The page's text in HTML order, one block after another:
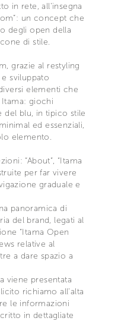
in rete, all’insegna
un concept che
degli open della
di stile.
grazie al restyling
sviluppato
elementi che
giochi
blu, in tipico stile
ed essenziali,
elemento.
“About”, “Itama
per far vivere
graduale e
panoramica di
del brand, legati al
“Itama Open
relative al
a dare spazio a
viene presentata
richiamo all’alta
le informazioni
in dettagliate